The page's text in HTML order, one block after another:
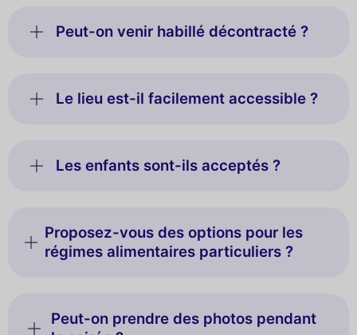
Peut-on venir habillé décontracté ?
Le lieu est-il facilement accessible ?
Les enfants sont-ils acceptés ?
Proposez-vous des options pour les
régimes alimentaires particuliers ?
Peut-on prendre des photos pendant